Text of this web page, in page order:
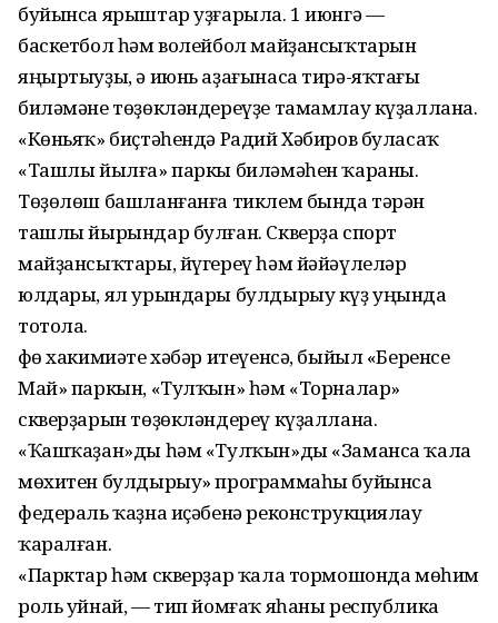
буйынса ярыштар уҙғарыла. 1 июнгә —
баскетбол һәм волейбол майҙансыҡтарын
яңыртыуҙы, ә июнь аҙағынаса тирә-яҡтағы
биләмәне төҙөкләндереүҙе тамамлау күҙаллана.
«Көньяҡ» биҫтәһендә Радий Хәбиров буласаҡ
«Ташлы йылға» паркы биләмәһен ҡараны.
Төҙөлөш башланғанға тиклем бында тәрән
ташлы йырындар булған. Скверҙа спорт
майҙансыҡтары, йүгереү һәм йәйәүлеләр
юлдары, ял урындары булдырыу күҙ уңында
тотола.
Өфө хакимиәте хәбәр итеүенсә, быйыл «Беренсе
Май» паркын, «Тулҡын» һәм «Торналар»
скверҙарын төҙөкләндереү күҙаллана.
«Ҡашҡаҙан»ды һәм «Тулҡын»ды «Заманса ҡала
мөхитен булдырыу» программаһы буйынса
федераль ҡаҙна иҫәбенә реконструкциялау
ҡаралған.
«Парктар һәм скверҙар ҡала тормошонда мөһим
роль уйнай, — тип йомғаҡ яһаны республика